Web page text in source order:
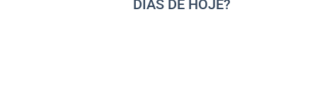
DIAS DE HOJE?